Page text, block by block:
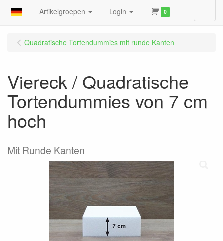
Artikelgroepen Login 0
Quadratische Tortendummies mit runde Kanten
Viereck / Quadratische
Tortendummies von 7 cm
hoch
Mit Runde Kanten